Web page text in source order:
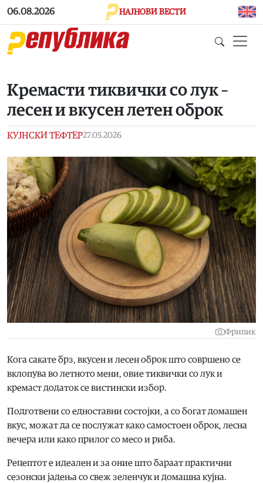
Skip to main content
06.08.2026 НАЈНОВИ ВЕСТИ
Кремасти тиквички со лук –
лесен и вкусен летен оброк
КУЈНСКИ ТЕФТЕР27.05.2026
Фрипик
Кога сакате брз, вкусен и лесен оброк што совршено се
вклопува во летното мени, овие тиквички со лук и
кремаст додаток се вистински избор.
Подготвени со едноставни состојки, а со богат домашен
вкус, можат да се послужат како самостоен оброк, лесна
вечера или како прилог со месо и риба.
Рецептот е идеален и за оние што бараат практични
сезонски јадења со свеж зеленчук и домашна кујна.